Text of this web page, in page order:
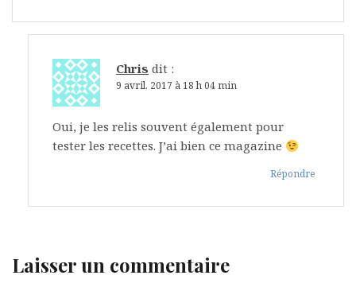
Chris dit :
9 avril, 2017 à 18 h 04 min
Oui, je les relis souvent également pour
tester les recettes. J’ai bien ce magazine
Répondre
Laisser un commentaire